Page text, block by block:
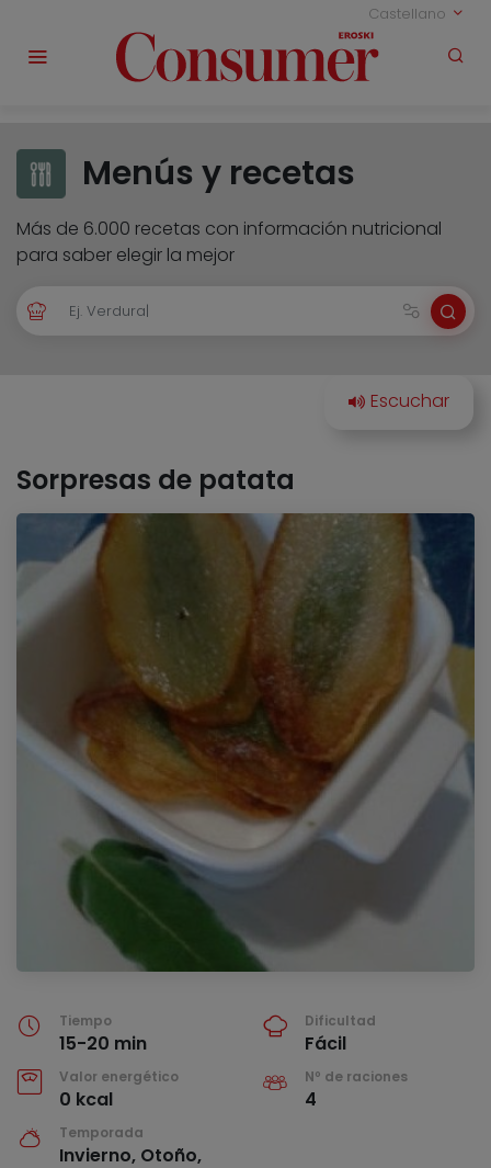
Castellano
Menús y recetas
Más de 6.000 recetas con información nutricional
para saber elegir la mejor
Sorpresas de patata
Tiempo
15-20 min
Dificultad
Fácil
Valor energético
0 kcal
Nº de raciones
4
Temporada
Invierno, Otoño,